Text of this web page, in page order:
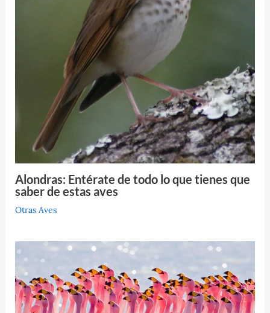
Alondras: Entérate de todo lo que tienes que
saber de estas aves
Otras Aves